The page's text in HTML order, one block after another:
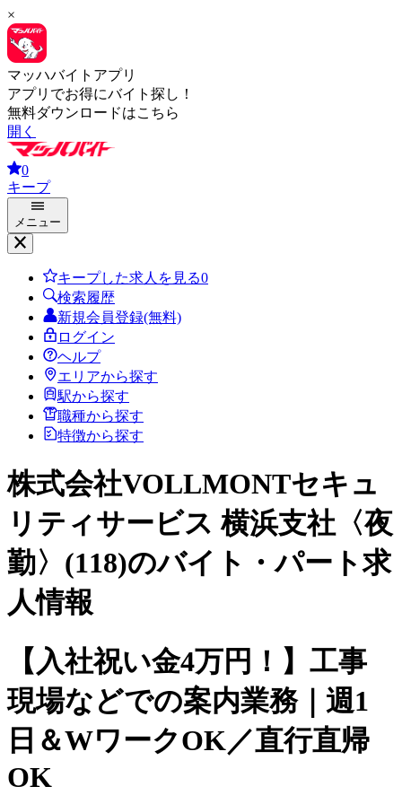
×
マッハバイトアプリ
アプリでお得にバイト探し！
無料ダウンロードはこちら
開く
0
キープ
メニュー
キープした求人を見る0
検索履歴
新規会員登録(無料)
ログイン
ヘルプ
エリアから探す
駅から探す
職種から探す
特徴から探す
株式会社VOLLMONTセキュ
リティサービス 横浜支社〈夜
勤〉(118)のバイト・パート求
人情報
【入社祝い金4万円！】工事
現場などでの案内業務｜週1
日＆WワークOK／直行直帰
OK